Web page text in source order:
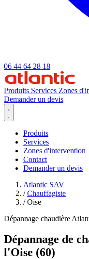
06 44 64 28 18
Produits Services Zones
Demander un devis
Produits
Services
Zones d'intervention
Contact
Demander un devis
Atlantic SAV
/ Chauffagiste
/ Oise
Dépannage chaudière
Dépannage de
l'Oise (60)